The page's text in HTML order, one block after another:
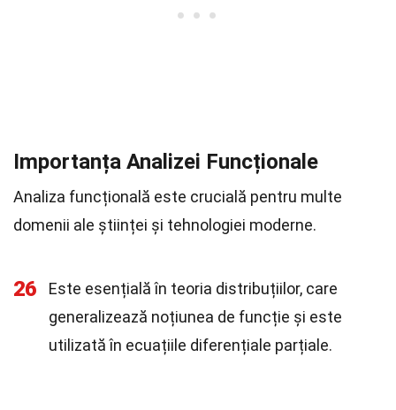
Importanța Analizei Funcționale
Analiza funcțională este crucială pentru multe
domenii ale științei și tehnologiei moderne.
26
Este esențială în teoria distribuțiilor, care
generalizează noțiunea de funcție și este
utilizată în ecuațiile diferențiale parțiale.